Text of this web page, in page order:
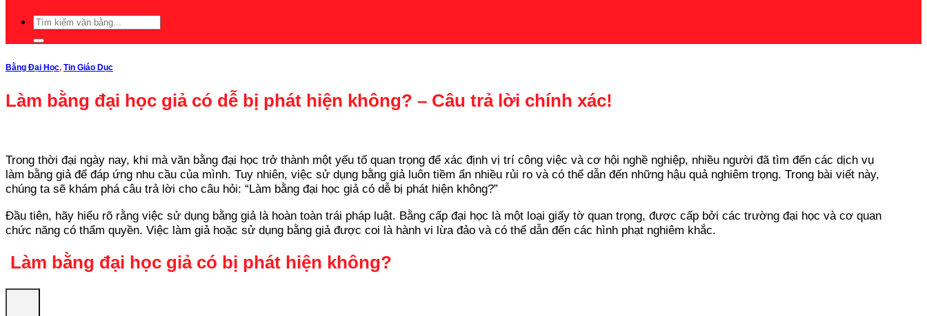
Bằng Đại Học, Tin Giáo Dục
Làm bằng đại học giả có dễ bị phát hiện không? – Câu trả lời chính xác!
Trong thời đại ngày nay, khi mà văn bằng đại học trở thành một yếu tố quan trọng để xác định vị trí công việc và cơ hội nghề nghiệp, nhiều người đã tìm đến các dịch vụ
làm bằng giả để đáp ứng nhu cầu của mình. Tuy nhiên, việc sử dụng bằng giả luôn tiềm ẩn nhiều rủi ro và có thể dẫn đến những hậu quả nghiêm trọng. Trong bài viết này,
chúng ta sẽ khám phá câu trả lời cho câu hỏi: “Làm bằng đại học giả có dễ bị phát hiện không?”
Đầu tiên, hãy hiểu rõ rằng việc sử dụng bằng giả là hoàn toàn trái pháp luật. Bằng cấp đại học là một loại giấy tờ quan trọng, được cấp bởi các trường đại học và cơ quan
chức năng có thẩm quyền. Việc làm giả hoặc sử dụng bằng giả được coi là hành vi lừa đảo và có thể dẫn đến các hình phạt nghiêm khắc.
Làm bằng đại học giả có bị phát hiện không?